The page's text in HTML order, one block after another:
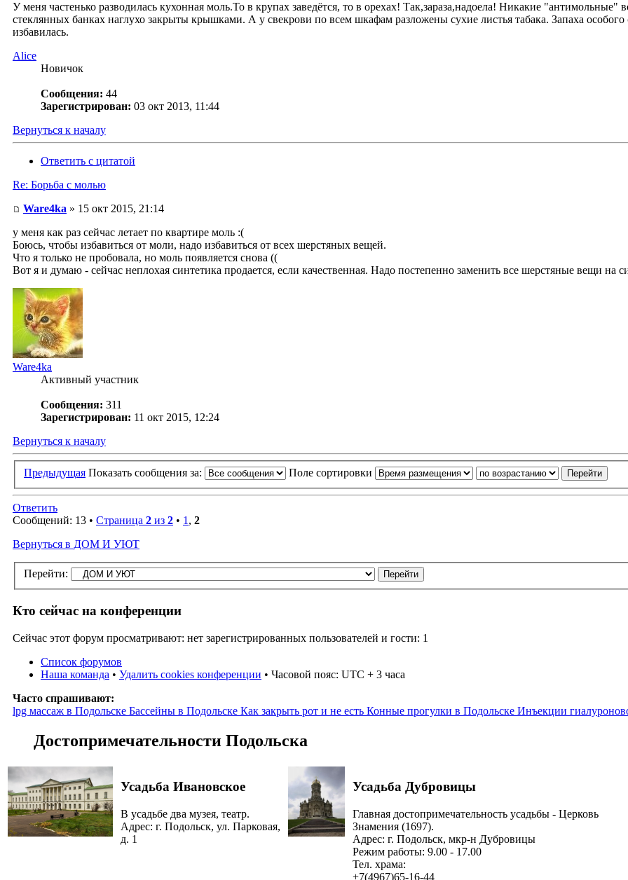
У меня частенько разводилась кухонная моль.То в крупах заведётся, то в орехах! Так,зараза,надоела! Никакие
стеклянных банках наглухо закрыты крышками. А у свекрови по всем шкафам разложены сухие листья табака. Запаха
избавилась.
Alice
Новичок
Сообщения: 44
Зарегистрирован: 03 окт 2013, 11:44
Вернуться к началу
Ответить с цитатой
Re: Борьба с молью
Ware4ka » 15 окт 2015, 21:14
у меня как раз сейчас летает по квартире моль :(
Боюсь, чтобы избавиться от моли, надо избавиться от всех шерстяных вещей.
Что я только не пробовала, но моль появляется снова ((
Вот я и думаю - сейчас неплохая синтетика продается, если качественная. Надо постепенно заменить все шерстяные вещи на
Ware4ka
Активный участник
Сообщения: 311
Зарегистрирован: 11 окт 2015, 12:24
Вернуться к началу
Предыдущая Показать сообщения за: Поле сортировки
Ответить
Сообщений: 13 • Страница 2 из 2 • 1 , 2
Вернуться в ДОМ И УЮТ
Перейти:
Кто сейчас на конференции
Сейчас этот форум просматривают: нет зарегистрированных пользователей и гости: 1
Список форумов
Наша команда • Удалить cookies конференции • Часовой пояс: UTC + 3 часа
Часто спрашивают:
lpg массаж в Подольске Бассейны в Подольске Как закрыть рот и не есть Конные прогулки в Подольске Инъекции
Достопримечательности Подольска
Усадьба Ивановское
В усадьбе два музея, театр.
Адрес: г. Подольск, ул. Парковая,
д. 1
Усадьба Дубровицы
Главная достопримечательность усадьбы - Церковь
Знамения (1697).
Адрес: г. Подольск, мкр-н Дубровицы
Режим работы: 9.00 - 17.00
Тел. храма:
+7(4967)65-16-44